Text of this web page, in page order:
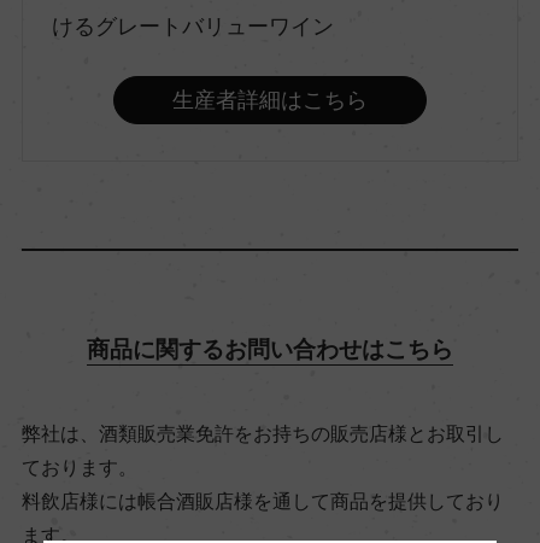
飲み頃温度
ー
けるグレートバリューワイン
生産者詳細はこちら
商品に関するお問い合わせはこちら
弊社は、酒類販売業免許をお持ちの販売店様とお取引し
ております。
料飲店様には帳合酒販店様を通して商品を提供しており
ます。